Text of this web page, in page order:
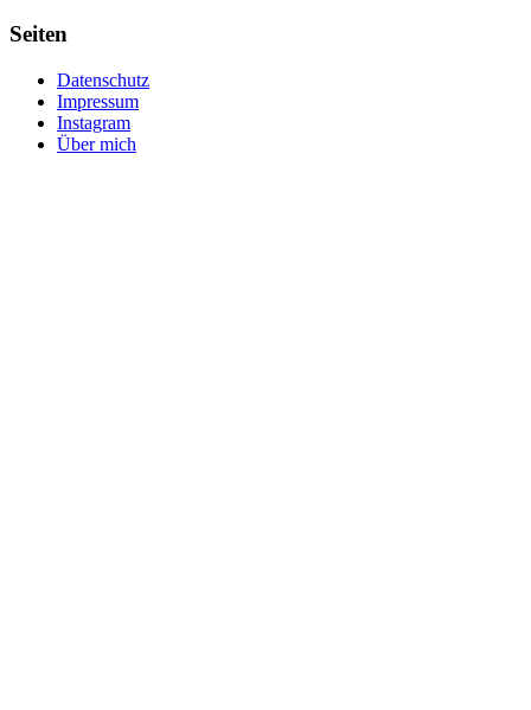
Seiten
Datenschutz
Impressum
Instagram
Über mich